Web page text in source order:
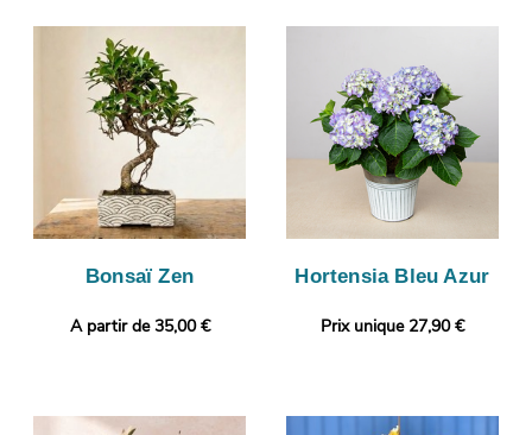
Bonsaï Zen
A partir de 35,00 €
Hortensia Bleu Azur
Prix unique 27,90 €